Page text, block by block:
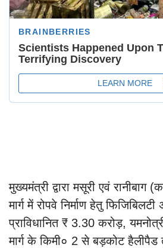
मुख्यमंत्री द्वारा मसूरी एवं रानीबाग
मार्ग में रोपवे निर्माण हेतु
प्राविधानित ₹ 3.30 करोड़,
मार्ग के किमी० 2 से बड़कोट हैलीपैड